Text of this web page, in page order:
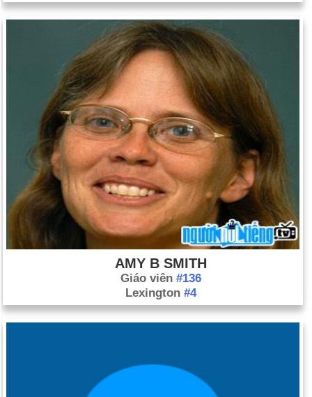
AMY B SMITH
Giáo viên #136
Lexington #4